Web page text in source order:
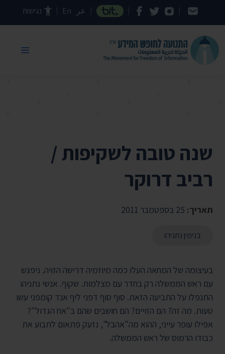
דילוג לתוכן העמוד عر En נגישות
שנה טובה לשקיפות /
רביב דרוקר
תאריך:
בנימין נתניהו
בעיצומה של המחאה העלו כמה מיוזמיה דרישה הזויה. ניפגש
עם ראש הממשלה רק בחדר עם מצלמות. שקוף. אנשי נתניהו
התנפלו על התביעה הזאת. סוף סוף דפני ליף אנד קומפני עשו
טעות. מה זה? הם הזויים? הם חושבים שהם ב"אח הגדול"?
אפילו עופר עייני, ההוא מה"אהבל", נזעק פתאום לתבוע את
כבודו הרמוס של ראש הממשלה.